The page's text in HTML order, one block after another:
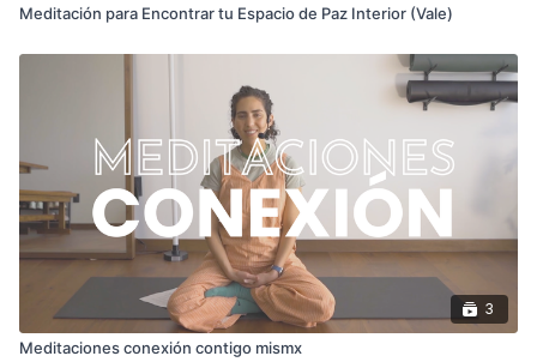
Meditación para Encontrar tu Espacio de Paz Interior (Vale)
3
Meditaciones conexión contigo mismx